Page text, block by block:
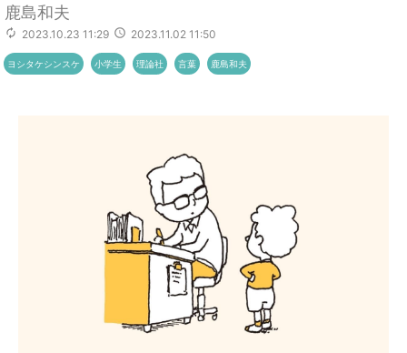
鹿島和夫
2023.10.23 11:29 2023.11.02 11:50
ヨシタケシンスケ 小学生 理論社 言葉 鹿島和夫